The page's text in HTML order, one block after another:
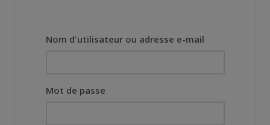
Nom d'utilisateur ou adresse e-mail
Mot de passe